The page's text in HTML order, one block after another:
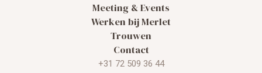
Meeting & Events
Werken bij Merlet
Trouwen
Contact
+31 72 509 36 44